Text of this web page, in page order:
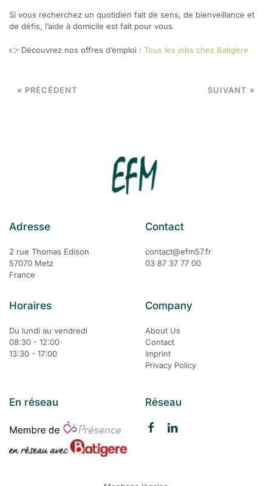
Si vous recherchez un quotidien fait de sens, de bienveillance et
de défis, l’aide à domicile est fait pour vous.
👉 Découvrez nos offres d’emploi : Tous les jobs chez Batigère
« PRÉCÉDENT SUIVANT »
Adresse
2 rue Thomas Edison
57070 Metz
France
Contact
contact@efm57.fr
03 87 37 77 00
Horaires
Du lundi au vendredi
08:30 - 12:00
13:30 - 17:00
Company
About Us
Contact
Imprint
Privacy Policy
En réseau Réseau